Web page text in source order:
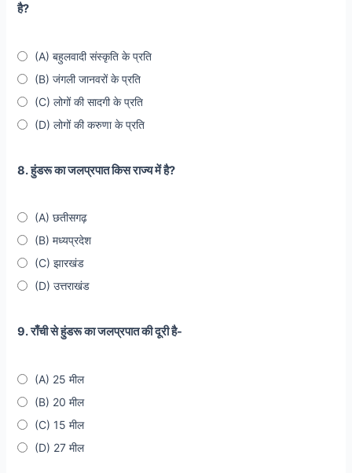
है?
(A) बहुलवादी संस्कृति के प्रति
(B) जंगली जानवरों के प्रति
(C) लोगों की सादगी के प्रति
(D) लोगों की करुणा के प्रति
8. हुंडरू का जलप्रपात किस राज्य में है?
(A) छतीसगढ़
(B) मध्यप्रदेश
(C) झारखंड
(D) उत्तराखंड
9. राँची से हुंडरू का जलप्रपात की दूरी है-
(A) 25 मील
(B) 20 मील
(C) 15 मील
(D) 27 मील